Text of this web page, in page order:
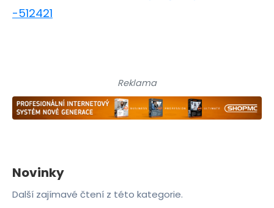
-512421
Reklama
Novinky
Další zajímavé čtení z této kategorie.